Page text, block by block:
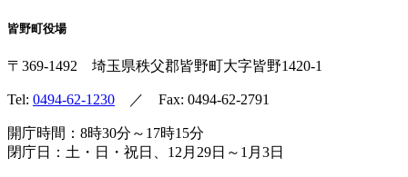
皆野町役場
〒369-1492 埼玉県秩父郡皆野町 大字皆野1420-1
Tel: 0494-62-1230 ／ Fax: 0494-62-2791
開庁時間：8時30分～17時15分
閉庁日：土・日・祝日、12月29日～1月3日